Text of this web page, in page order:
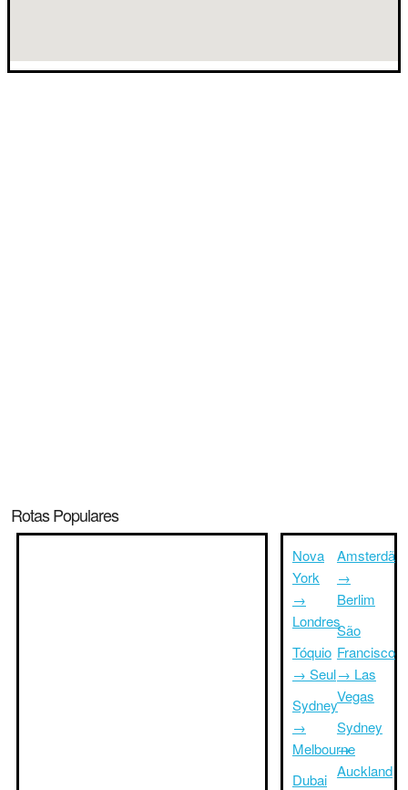
Rotas Populares
Nova
York
→
Londres
Tóquio
→ Seul
Sydney
→
Melbourne
Dubai
Amsterdã
→
Berlim
São
Francisco
→ Las
Vegas
Sydney
→
Auckland